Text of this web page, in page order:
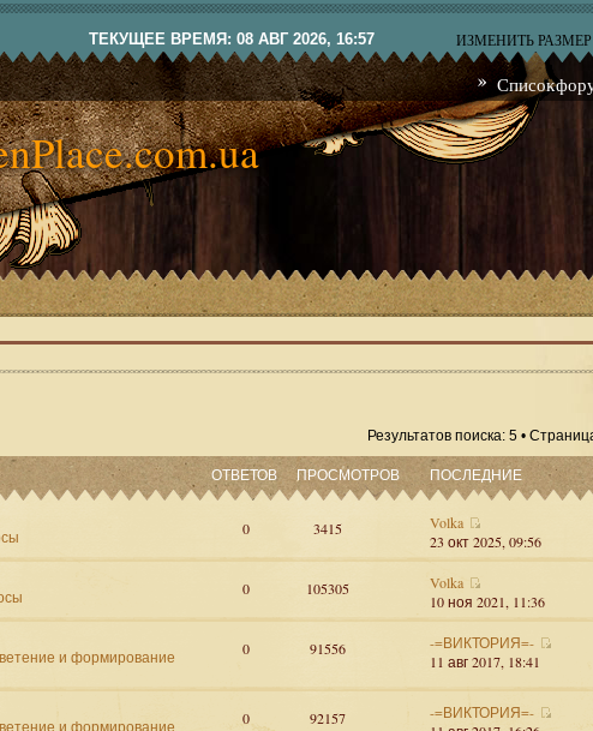
ТЕКУЩЕЕ ВРЕМЯ: 08 АВГ 2026, 16:57 ИЗМЕНИТЬ
Список
Результатов поиска: 5 •
ОТВЕТОВ ПРОСМОТРОВ ПОСЛЕДНИЕ
0 3415
Volka
23 окт 2025, 09:56
0 105305
Volka
10 ноя 2021, 11:36
и формирование
0 91556
-=ВИКТОРИЯ=-
11 авг 2017, 18:41
и формирование
0 92157
-=ВИКТОРИЯ=-